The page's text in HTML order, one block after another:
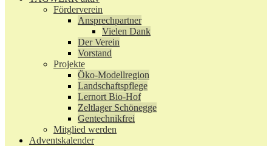
Förderverein
Ansprechpartner
Vielen Dank
Der Verein
Vorstand
Projekte
Öko-Modellregion
Landschaftspflege
Lernort Bio-Hof
Zeltlager Schönegge
Gentechnikfrei
Mitglied werden
Adventskalender